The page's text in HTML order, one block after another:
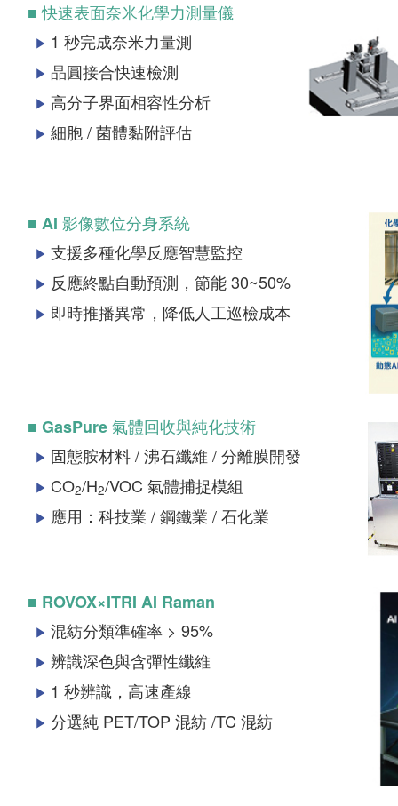
■ 快速表面奈米化學力測量儀
▶ 1 秒完成奈米力量測
▶ 晶圓接合快速檢測
▶ 高分子界面相容性分析
▶ 細胞 / 菌體黏附評估
■ AI 影像數位分身系統
▶ 支援多種化學反應智慧監控
▶ 反應終點自動預測，節能 30~50%
▶ 即時推播異常，降低人工巡檢成本
■ GasPure 氣體回收與純化技術
▶ 固態胺材料 / 沸石纖維 / 分離膜開發
▶ CO2/H2/VOC 氣體捕捉模組
▶ 應用：科技業 / 鋼鐵業 / 石化業
■ ROVOX×ITRI AI Raman
▶ 混紡分類準確率 > 95%
▶ 辨識深色與含彈性纖維
▶ 1 秒辨識，高速產線
▶ 分選純 PET/TOP 混紡 /TC 混紡